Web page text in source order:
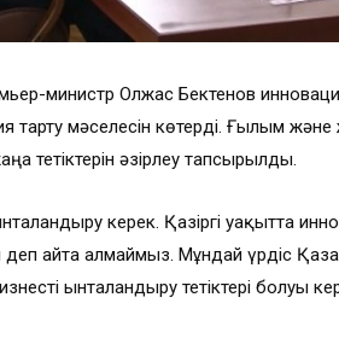
министр Олжас Бектенов
тарту мәселесін көтерді. Ғылым және
тетіктерін әзірлеу тапсырылды.
керек. Қазіргі уақытта
деп айта алмаймыз. Мұндай үрдіс
ынталандыру тетіктері болуы